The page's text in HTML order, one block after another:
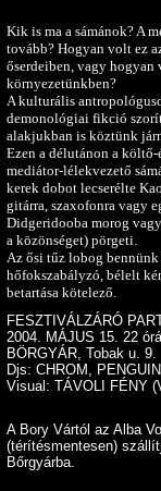
Kik is ma a sámánok? A
tovább? Hogyan volt ez
őserdeiben, vagy hogyan
környezetünkben?
A kulturális
demonológiai fikció
alakjukban is köztünk
Ezen a délutánon a költő-
mediátor-lélekvezető
kerek dobot lecserélte
gitárra, szaxofonra vagy
Didgeridooba morog
a közönséget) pörgeti.
Az ősi tűz lobog bennünk
hőfokszabályzó, bélelt
betartása kötelező.
FESZTIVÁLZÁRÓ
2004. MÁJUS 15. 22
BÖRGYÁR, Tobak u. 9.
Djs: CHROM,
Visual: TÁVOLI FÉNY
A Bory Vártól az Alba
(térítésmentesen)
Bőrgyárba.